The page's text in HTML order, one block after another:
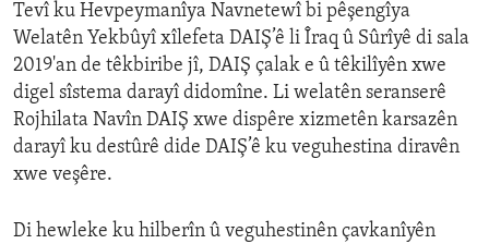
Tevî ku Hevpeymanîya Navnetewî bi pêşengîya
Welatên Yekbûyî xîlefeta DAIŞ’ê li Îraq û Sûrîyê di sala
2019'an de têkbiribe jî, DAIŞ çalak e û têkilîyên xwe
digel sîstema darayî didomîne. Li welatên seranserê
Rojhilata Navîn DAIŞ xwe dispêre xizmetên karsazên
darayî ku destûrê dide DAIŞ’ê ku veguhestina diravên
xwe veşêre.
Di hewleke ku hilberîn û veguhestinên çavkanîyên